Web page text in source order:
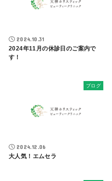
2024.10.31
2024年11月の休診日のご案内で
す！
ブログ
2024.12.06
大人気！エムセラ